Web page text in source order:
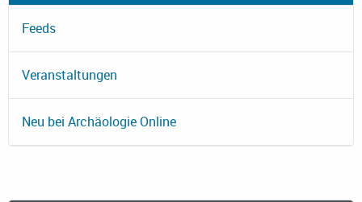
Feeds
Veranstaltungen
Neu bei Archäologie Online